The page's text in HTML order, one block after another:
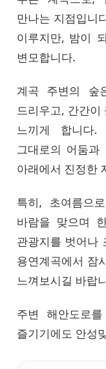
만나는 지점입니
이루지만, 밤이
변모합니다.
계곡 주변의 숲
드리우고, 간간이
느끼게 합니다.
그대로의 어둠
아래에서 진정한
특히, 초여름으
바람을 맞으며
관광지를 벗어나
용연계곡에서 잠
느껴보시길 바랍
주변 해안도로
즐기기에도 안성